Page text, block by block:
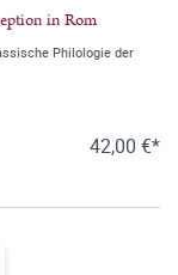
in Rom
Philologie der
42,00 €*